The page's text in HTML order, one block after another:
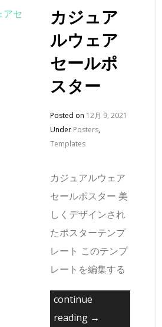
カジュア
ルウェア
セールポ
スター
Posted on 12月 9, 2021
Under Posters,
Templates
カジュアルウェア
セールポスター 美
しくデザインされ
たポスターテンプ
レート このテンプ
レートを編集する
continue
reading →